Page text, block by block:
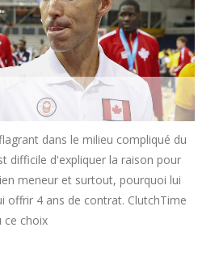
dans le milieu compliqué du
difficile d'expliquer la raison pour
meneur et surtout, pourquoi lui
offrir 4 ans de contrat. ClutchTime
ce choix